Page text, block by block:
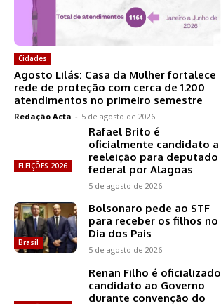
Cidades
Agosto Lilás: Casa da Mulher fortalece
rede de proteção com cerca de 1.200
atendimentos no primeiro semestre
Redação Acta - 5 de agosto de 2026
ELEIÇÕES 2026
Rafael Brito é
oficialmente candidato a
reeleição para deputado
federal por Alagoas
5 de agosto de 2026
Brasil
Bolsonaro pede ao STF
para receber os filhos no
Dia dos Pais
5 de agosto de 2026
Renan Filho é oficializado
candidato ao Governo
durante convenção do